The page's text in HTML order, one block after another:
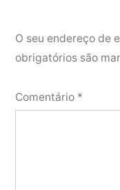
O seu endereço de
obrigatórios são
Comentário *